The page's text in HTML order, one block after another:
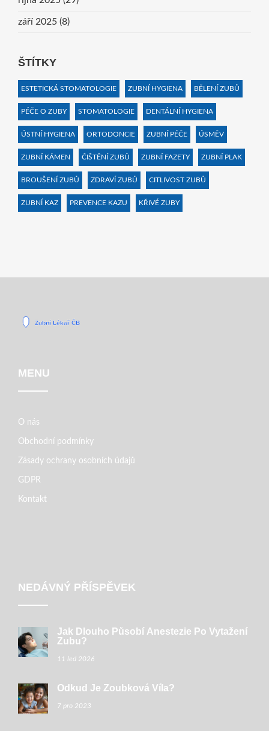
září 2025 (8)
ŠTÍTKY
ESTETICKÁ STOMATOLOGIE ZUBNÍ HYGIENA BĚLENÍ ZUBŮ
PÉČE O ZUBY STOMATOLOGIE DENTÁLNÍ HYGIENA
ÚSTNÍ HYGIENA ORTODONCIE ZUBNÍ PÉČE ÚSMĚV
ZUBNÍ KÁMEN ČIŠTĚNÍ ZUBŮ ZUBNÍ FAZETY ZUBNÍ PLAK
BROUŠENÍ ZUBŮ ZDRAVÍ ZUBŮ CITLIVOST ZUBŮ
ZUBNÍ KAZ PREVENCE KAZU KŘIVÉ ZUBY
MENU
O nás
Obchodní podmínky
Zásady ochrany osobních údajů
GDPR
Kontakt
NEDÁVNÝ PŘÍSPĚVEK
Jak Dlouho Působí Anestezie Po Vytažení
Zubu?
11 led 2026
Odkud Je Zoubková Víla?
7 pro 2023